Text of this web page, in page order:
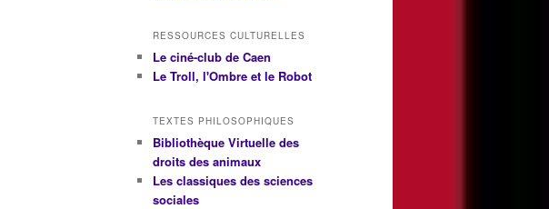
RESSOURCES CULTURELLES
Le ciné-club de Caen
Le Troll, l'Ombre et le Robot
TEXTES PHILOSOPHIQUES
Bibliothèque Virtuelle des
droits des animaux
Les classiques des sciences
sociales